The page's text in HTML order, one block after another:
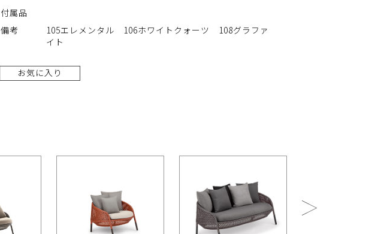
付属品
備考
105エレメンタル 106ホワイトクォーツ 108グラファ
イト
お気に入り